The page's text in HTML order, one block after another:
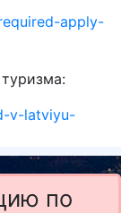
apply-
v-latviyu-
по